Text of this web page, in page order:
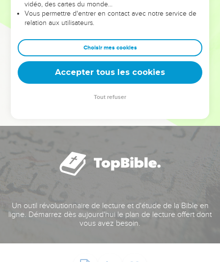
sont elles qui les ont façonnés.
Dans cette conférence, leaders, entrepreneurs, et responsables
clés pour avancer avec plus de sagesse afin que leurs erreurs
deviennent vos tremplins. Que vous guidiez un ministère, une
équipe, un groupe ou une famille, leur expérience est faite
Un outil révolutionnaire de lecture et d'étude de la Bible en
ligne. Démarrez dès aujourd'hui le plan de lecture offert dont
vous avez besoin.
vidéo, des cartes du monde…
Vous permettre d'entrer en contact avec notre service de
relation aux utilisateurs.
Choisir mes cookies
Accepter tous les cookies
Tout refuser